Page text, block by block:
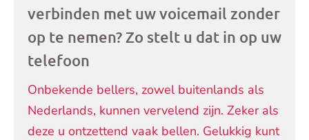
verbinden met uw voicemail zonder
op te nemen? Zo stelt u dat in op uw
telefoon
Onbekende bellers, zowel buitenlands als
Nederlands, kunnen vervelend zijn. Zeker als
deze u ontzettend vaak bellen. Gelukkig kunt